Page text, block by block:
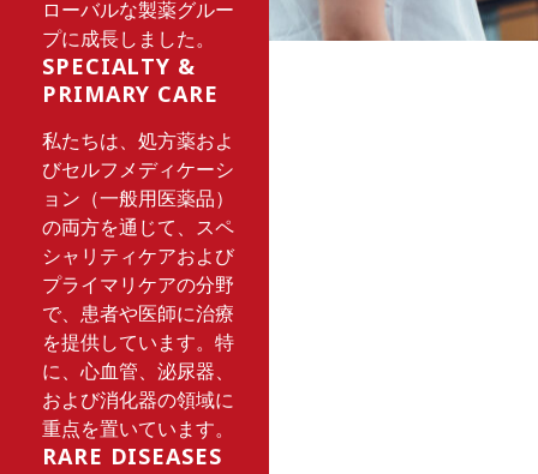
ローバルな製薬グルー
プに成長しました。
SPECIALTY &
PRIMARY CARE
私たちは、処方薬およ
びセルフメディケーシ
ョン（一般用医薬品）
の両方を通じて、スペ
シャリティケアおよび
プライマリケアの分野
で、患者や医師に治療
を提供しています。特
に、心血管、泌尿器、
および消化器の領域に
重点を置いています。
RARE DISEASES